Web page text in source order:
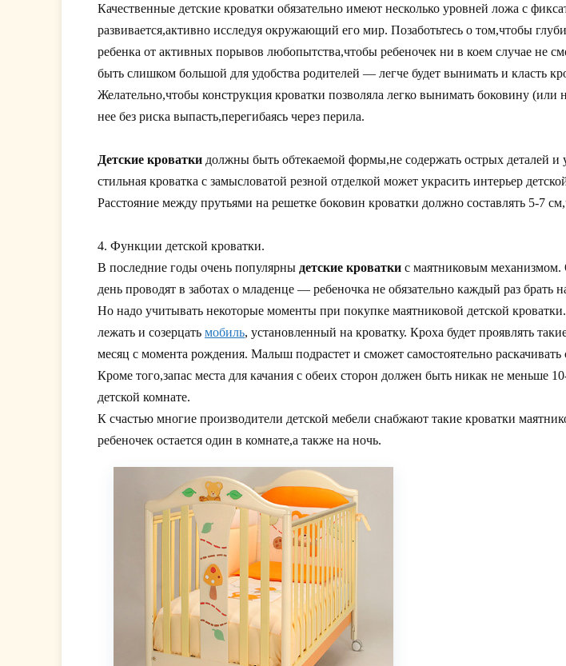
Качественные детские кроватки обязательно имеют несколько уровней ложа с
развивается,активно исследуя окружающий его мир. Позаботьтесь о том,чтобы
ребенка от активных порывов любопытства,чтобы ребеночек ни в коем случае не
быть слишком большой для удобства родителей — легче будет вынимать и класть
Желательно,чтобы конструкция кроватки позволяла легко вынимать боковину
нее без риска выпасть,перегибаясь через перила.
Детские кроватки должны быть обтекаемой формы,не содержать острых деталей
стильная кроватка с замысловатой резной отделкой может украсить интерьер
Расстояние между прутьями на решетке боковин кроватки должно составлять 5-7
4. Функции детской кроватки.
В последние годы очень популярны детские кроватки с маятниковым механизмом.
день проводят в заботах о младенце — ребеночка не обязательно каждый раз брать
Но надо учитывать некоторые моменты при покупке маятниковой детской
лежать и созерцать мобиль, установленный на кроватку. Кроха будет проявлять
месяц с момента рождения. Малыш подрастет и сможет самостоятельно раскачивать
Кроме того,запас места для качания с обеих сторон должен быть никак не
детской комнате.
К счастью многие производители детской мебели снабжают такие кроватки
ребеночек остается один в комнате,а также на ночь.